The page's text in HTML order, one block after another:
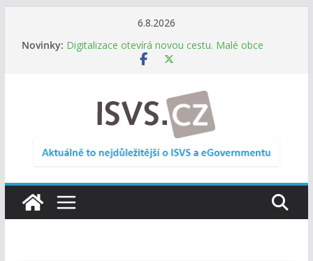
6.8.2026
Novinky:
Informace o obcích vždy po ruce. SMS ČR spouští
novou mobilní aplikaci
Digitalizace otevírá novou cestu. Malé obce
veřejnost do testování digitálních služeb
DIA: Informační systém dlouhodobého řízení
(ISDŘ) je od července v plném provozu
RVIS – Výbor pro architekturu a řízení ICT
zveřejnil materiály z nového jednání